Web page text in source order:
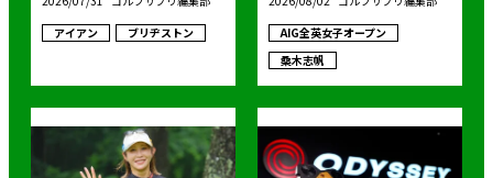
らかに！
アイアン
ブリヂストン
AIG全英女子オープン
桑木志帆